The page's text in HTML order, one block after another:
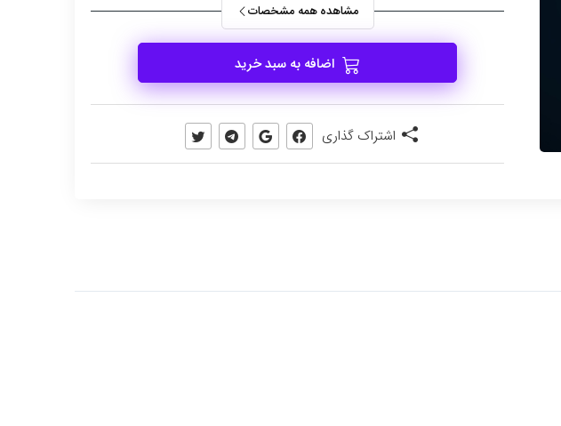
مشاهده همه مشخصات
اضافه به سبد خرید
اشتراک گذاری